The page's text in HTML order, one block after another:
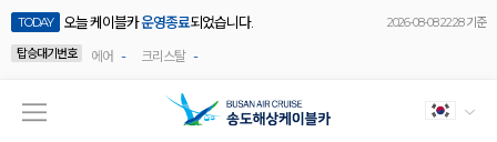
TODAY 오늘 케이블카운영종료되었습니다.
2026-08-08 22:28 기준
탑승대기번호
에어 - 크리스탈 -